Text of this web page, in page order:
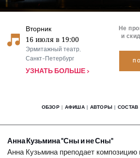
Вторник
16 июля в 19:00
Эрмитажный театр,
Санкт-Петербург
УЗНАТЬ БОЛЬШЕ >
Не
и
ОБЗОР
  |
АФИША | АВТОРЫ | СОСТАВ
Анна Кузьмина "Сны и не Сны"
Анна Кузьмина преподает